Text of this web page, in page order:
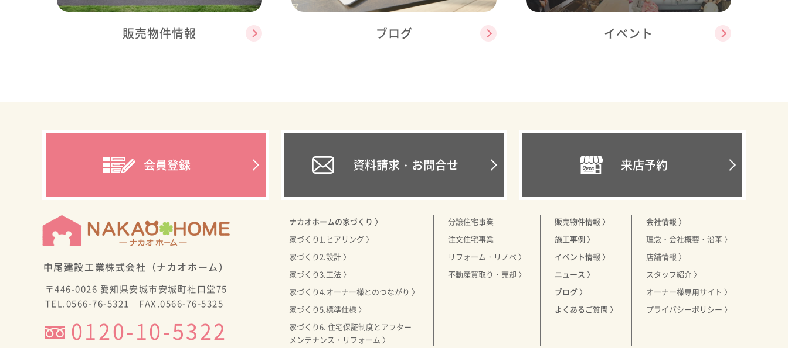
販売物件情報 ブログ イベント
会員登録 資料請求・お問合せ 来店予約
中尾建設工業株式会社（ナカオホーム）
〒446-0026 愛知県安城市安城町社口堂75
TEL.0566-76-5321 FAX.0566-76-5325
0120-10-5322
ナカオホームの家づくり 〉
家づくり1.ヒアリング 〉
家づくり2.設計 〉
家づくり3.工法 〉
家づくり4.オーナー様とのつながり 〉
家づくり5.標準仕様 〉
家づくり6. 住宅保証制度とアフター
メンテナンス・リフォーム 〉
分譲住宅事業
注文住宅事業
リフォーム・リノベ 〉
不動産買取り・売却 〉
販売物件情報 〉
施工事例 〉
イベント情報 〉
ニュース 〉
ブログ 〉
よくあるご質問 〉
会社情報 〉
理念・会社概要・沿革 〉
店舗情報 〉
スタッフ紹介 〉
オーナー様専用サイト 〉
プライバシーポリシー 〉